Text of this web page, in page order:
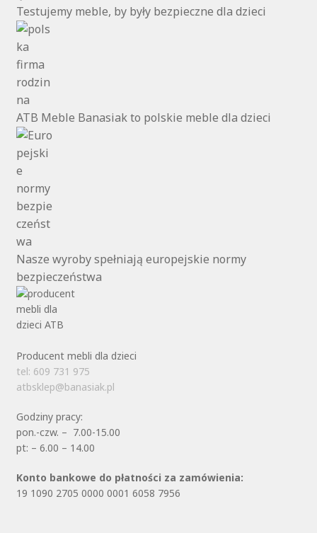
Testujemy meble, by były bezpieczne dla dzieci
ATB Meble Banasiak to polskie meble dla dzieci
Nasze wyroby spełniają europejskie normy
bezpieczeństwa
Producent mebli dla dzieci
tel: 609 731 975
atbsklep@banasiak.pl
Godziny pracy:
pon.-czw. – 7.00-15.00
pt: – 6.00 – 14.00
Konto bankowe do płatności za zamówienia:
19 1090 2705 0000 0001 6058 7956